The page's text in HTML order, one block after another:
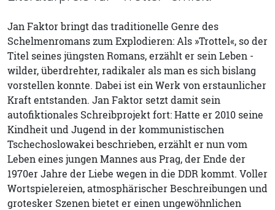
Jan Faktor bringt das traditionelle Genre des
Schelmenromans zum Explodieren: Als »Trottel«, so der
Titel seines jüngsten Romans, erzählt er sein Leben -
wilder, überdrehter, radikaler als man es sich bislang
vorstellen konnte. Dabei ist ein Werk von erstaunlicher
Kraft entstanden. Jan Faktor setzt damit sein
autofiktionales Schreibprojekt fort: Hatte er 2010 seine
Kindheit und Jugend in der kommunistischen
Tschechoslowakei beschrieben, erzählt er nun vom
Leben eines jungen Mannes aus Prag, der Ende der
1970er Jahre der Liebe wegen in die DDR kommt. Voller
Wortspielereien, atmosphärischer Beschreibungen und
grotesker Szenen bietet er einen ungewöhnlichen